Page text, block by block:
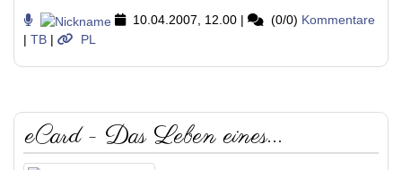
10.04.2007, 12.00 | (0/0) Kommentare
| TB | PL
eCard - Das Leben eines...